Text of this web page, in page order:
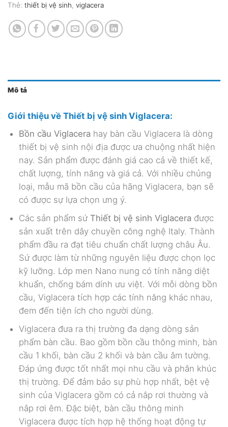
Thẻ: thiết bị vệ sinh viglacera
Mô tả
Giới thiệu về Thiết bị vệ sinh Viglacera:
Bồn cầu Viglacera hay bàn cầu Viglacera là dòng
thiết bị vệ sinh nội địa được ưa chuộng nhất hiện
nay. Sản phẩm được đánh giá cao cả về thiết kế,
chất lượng, tính năng và giá cả. Với nhiều chủng
loại, mẫu mã bồn cầu của hãng Viglacera, bạn sẽ
có được sự lựa chọn ưng ý.
Các sản phẩm sứ Thiết bị vệ sinh Viglacera được
sản xuất trên dây chuyền công nghệ Italy. Thành
phẩm đầu ra đạt tiêu chuẩn chất lượng châu Âu.
Sứ được làm từ những nguyên liệu được chọn lọc
kỹ lưỡng. Lớp men Nano nung có tính năng diệt
khuẩn, chống bám dính ưu việt. Với mỗi dòng bồn
cầu, Viglacera tích hợp các tính năng khác nhau,
đem đến tiện ích cho người dùng.
Viglacera đưa ra thị trường đa dạng dòng sản
phẩm bàn cầu. Bao gồm bồn cầu thông minh, bàn
cầu 1 khối, bàn cầu 2 khối và bàn cầu âm tường.
Đáp ứng được tốt nhất mọi nhu cầu và phân khúc
thị trường. Để đảm bảo sự phù hợp nhất, bệt vệ
sinh của Viglacera gồm có cả nắp rơi thường và
nắp rơi êm. Đặc biệt, bàn cầu thông minh
Viglacera được tích hợp hệ thống hoạt động tự